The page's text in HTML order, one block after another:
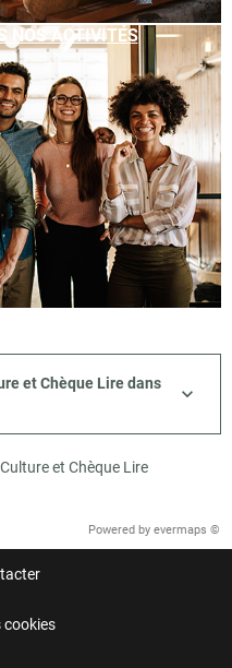
NOS ACTIVITÉS
et Chèque Lire dans
et Chèque Lire
Powered by evermaps ©
cookies